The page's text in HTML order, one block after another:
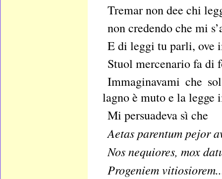
Tremar non dee chi
non credendo che mi
E di leggi tu parli, ove
Stuol mercenario fa di
Immaginavami che
lagno è muto e la legge
Mi persuadeva sì che
Aetas parentum pejor
Nos nequiores, mox
Progeniem